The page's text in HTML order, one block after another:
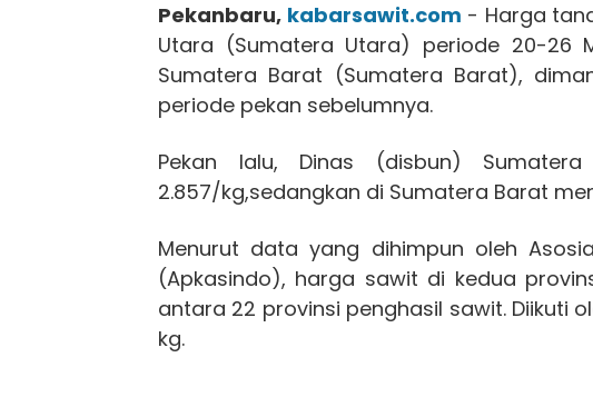
Pekanbaru, kabarsawit.com - Harga
Utara (Sumatera Utara) periode 20-26
Sumatera Barat (Sumatera Barat),
periode pekan sebelumnya.
Pekan lalu, Dinas (disbun)
2.857/kg,sedangkan di Sumatera Barat
Menurut data yang dihimpun oleh
(Apkasindo), harga sawit di kedua
antara 22 provinsi penghasil sawit. Diikuti
kg.